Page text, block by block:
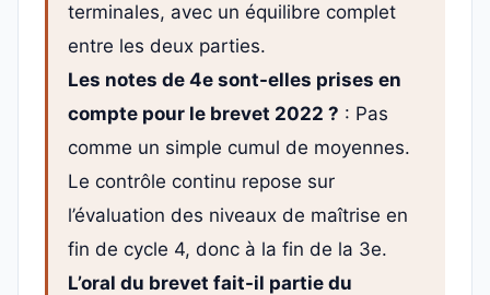
terminales, avec un équilibre complet
entre les deux parties.
Les notes de 4e sont-elles prises en
compte pour le brevet 2022 ? : Pas
comme un simple cumul de moyennes.
Le contrôle continu repose sur
l’évaluation des niveaux de maîtrise en
fin de cycle 4, donc à la fin de la 3e.
L’oral du brevet fait-il partie du